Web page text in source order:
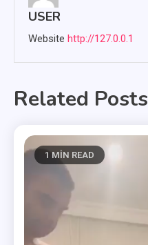
USER
Website http://127.0.0.1
Related Posts
1 MIN READ